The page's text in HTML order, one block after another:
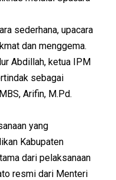
sederhana, upacara
dan menggema.
Abdillah, ketua IPM
sebagai
Arifin, M.Pd.
yang
Kabupaten
dari pelaksanaan
resmi dari Menteri